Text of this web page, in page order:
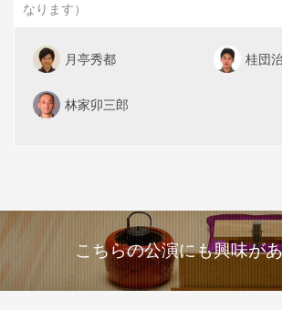
なります）
月亭秀都 桂団
林家卯三郎
こちらの公演にも興味が